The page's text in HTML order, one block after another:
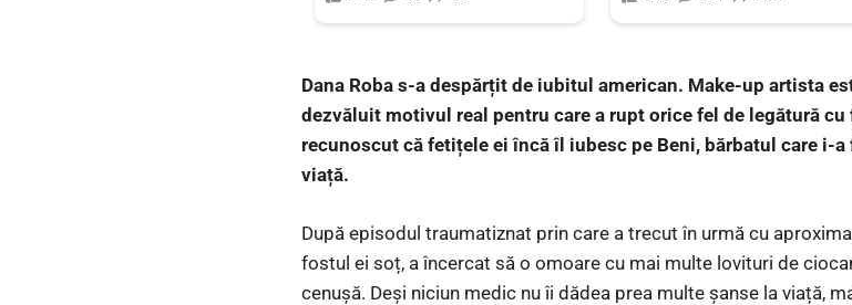
Dana Roba s-a despărțit de iubitul american. Make-up artista
dezvăluit motivul real pentru care a rupt orice fel de legătură
recunoscut că fetițele ei încă îl iubesc pe Beni, bărbatul care i-
viață.
După episodul traumatiznat prin care a trecut în urmă cu
fostul ei soț, a încercat să o omoare cu mai multe lovituri de
cenușă. Deși niciun medic nu îi dădea prea multe șanse la viață,